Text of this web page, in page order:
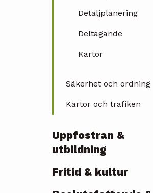
Detaljplanering
Deltagande
Kartor
Säkerhet och ordning
Kartor och trafiken
Uppfostran &
utbildning
Fritid & kultur